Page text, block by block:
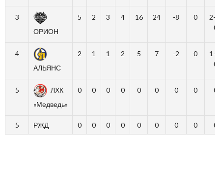
3
ОРИОН
5 2 3 4 16 24 -8 0
2-
0
4
АЛЬЯНС
2 1 1 2 5 7 -2 0
1-
0
5
ЛХК
«Медведь»
0 0 0 0 0 0 0 0 0
5 РЖД 0 0 0 0 0 0 0 0 0